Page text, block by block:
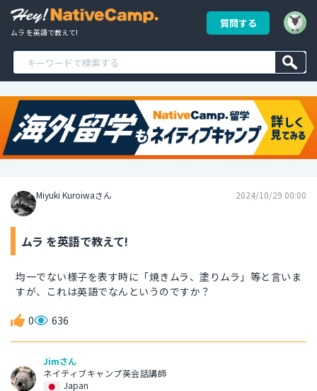
ムラ を英語で教えて!
質問する
Miyuki Kuroiwaさん 2024/10/29 00:00
ムラ を英語で教えて!
均一でない様子を表す時に「焼きムラ、塗りムラ」等と言いま
すが、これは英語でなんというのですか？
0 636
Jimさん
ネイティブキャンプ英会話講師
Japan